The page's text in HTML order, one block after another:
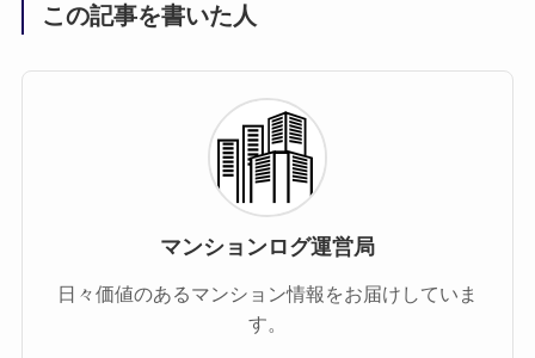
この記事を書いた人
マンションログ運営局
日々価値のあるマンション情報をお届けしていま
す。